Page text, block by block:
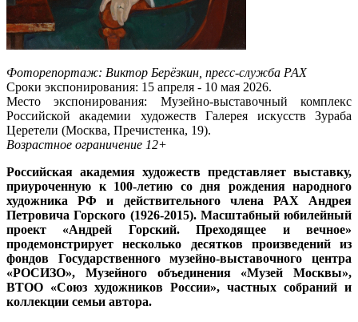
Фоторепортаж: Виктор Берёзкин, пресс-служба РАХ
Сроки экспонирования: 15 апреля - 10 мая 2026.
Место экспонирования: Музейно-выставочный комплекс
Российской академии художеств Галерея искусств Зураба
Церетели (Москва, Пречистенка, 19).
Возрастное ограничение 12+
Российская академия художеств представляет выставку,
приуроченную к 100-летию со дня рождения народного
художника РФ и действительного члена РАХ Андрея
Петровича Горского (1926-2015). Масштабный юбилейный
проект «Андрей Горский. Преходящее и вечное»
продемонстрирует несколько десятков произведений из
фондов Государственного музейно-выставочного центра
«РОСИЗО», Музейного объединения «Музей Москвы»,
ВТОО «Союз художников России», частных собраний и
коллекции семьи автора.